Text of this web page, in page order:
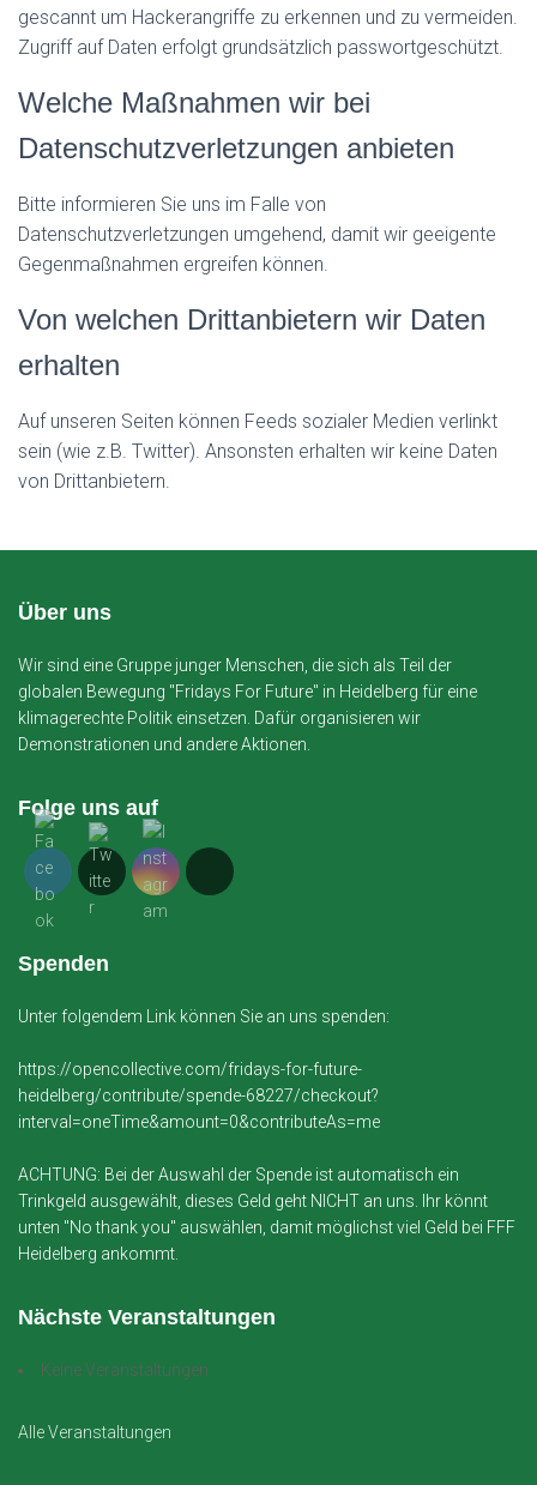
gescannt um Hackerangriffe zu erkennen und zu vermeiden.
Zugriff auf Daten erfolgt grundsätzlich passwortgeschützt.
Welche Maßnahmen wir bei
Datenschutzverletzungen anbieten
Bitte informieren Sie uns im Falle von
Datenschutzverletzungen umgehend, damit wir geeigente
Gegenmaßnahmen ergreifen können.
Von welchen Drittanbietern wir Daten
erhalten
Auf unseren Seiten können Feeds sozialer Medien verlinkt
sein (wie z.B. Twitter). Ansonsten erhalten wir keine Daten
von Drittanbietern.
Über uns
Wir sind eine Gruppe junger Menschen, die sich als Teil der
globalen Bewegung "Fridays For Future" in Heidelberg für eine
klimagerechte Politik einsetzen. Dafür organisieren wir
Demonstrationen und andere Aktionen.
Folge uns auf
Spenden
Unter folgendem Link können Sie an uns spenden:
https://opencollective.com/fridays-for-future-
heidelberg/contribute/spende-68227/checkout?
interval=oneTime&amount=0&contributeAs=me
ACHTUNG: Bei der Auswahl der Spende ist automatisch ein
Trinkgeld ausgewählt, dieses Geld geht NICHT an uns. Ihr könnt
unten "No thank you" auswählen, damit möglichst viel Geld bei FFF
Heidelberg ankommt.
Nächste Veranstaltungen
Keine Veranstaltungen
Alle Veranstaltungen